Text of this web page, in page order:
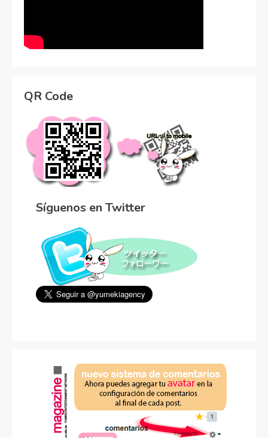
QR Code
Síguenos en Twitter